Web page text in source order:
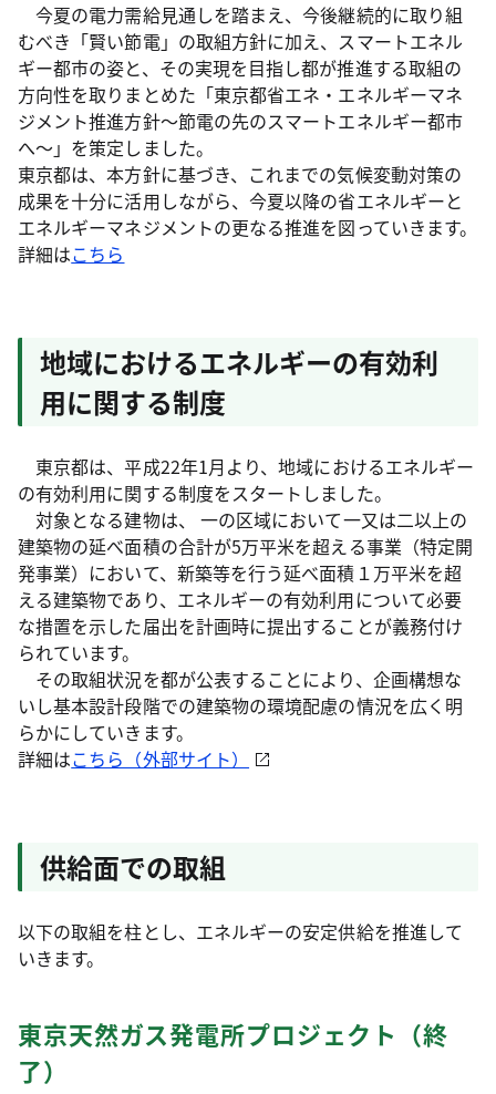
今夏の電力需給見通しを踏まえ、今後継続的に取り組
むべき「賢い節電」の取組方針に加え、スマートエネル
ギー都市の姿と、その実現を目指し都が推進する取組の
方向性を取りまとめた「東京都省エネ・エネルギーマネ
ジメント推進方針～節電の先のスマートエネルギー都市
へ～」を策定しました。
東京都は、本方針に基づき、これまでの気候変動対策の
成果を十分に活用しながら、今夏以降の省エネルギーと
エネルギーマネジメントの更なる推進を図っていきます。
詳細はこちら
地域におけるエネルギーの有効利
用に関する制度
東京都は、平成22年1月より、地域におけるエネルギー
の有効利用に関する制度をスタートしました。
対象となる建物は、 一の区域において一又は二以上の
建築物の延べ面積の合計が5万平米を超える事業（特定開
発事業）において、新築等を行う延べ面積１万平米を超
える建築物であり、エネルギーの有効利用について必要
な措置を示した届出を計画時に提出することが義務付け
られています。
その取組状況を都が公表することにより、企画構想な
いし基本設計段階での建築物の環境配慮の情況を広く明
らかにしていきます。
詳細はこちら（外部サイト）
供給面での取組
以下の取組を柱とし、エネルギーの安定供給を推進して
いきます。
東京天然ガス発電所プロジェクト（終
了）